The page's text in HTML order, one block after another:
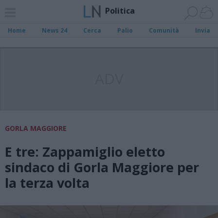
Politica
Home News 24 Cerca Palio Comunità Invia
GORLA MAGGIORE
E tre: Zappamiglio eletto
sindaco di Gorla Maggiore per
la terza volta